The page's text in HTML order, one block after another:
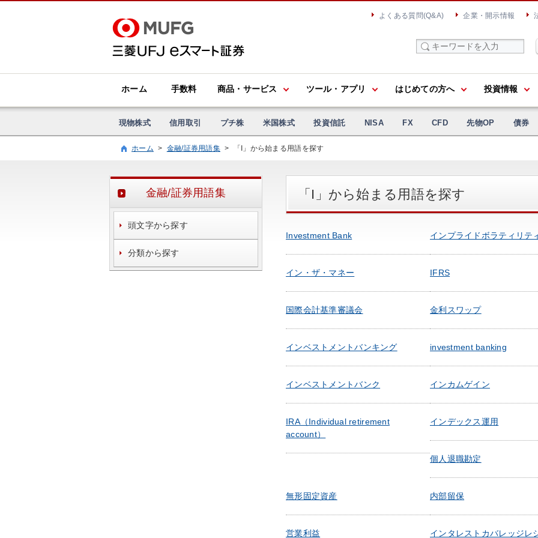
よくある質問(Q&A) 企業・開示情報
ホーム 手数料 商品・サービス ツール・アプリ はじめての方へ 投資情報
現物株式 信用取引 プチ株 米国株式 投資信託 NISA FX CFD 先物OP 債券
ホーム > 金融/証券用語集 > 「I」から始まる用語を探す
「I」から始まる用語を探す
Investment Bank インプライドボラティリテ
イン・ザ・マネー IFRS
国際会計基準審議会 金利スワップ
インベストメントバンキング investment banking
インベストメントバンク インカムゲイン
IRA（Individual retirement
account）
インデックス運用
個人退職勘定
無形固定資産 内部留保
営業利益 インタレストカバレッジレ
金融/証券用語集
頭文字から探す
分類から探す